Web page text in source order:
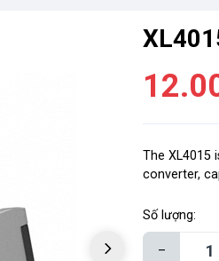
The XL4015
converter,
Số lượng:
–